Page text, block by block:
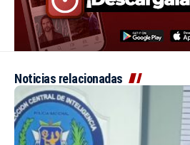
Noticias relacionadas